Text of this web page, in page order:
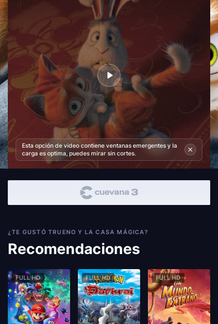
Esta opción de video contiene ventanas emergentes y la
carga es optima, puedes mirar sin cortes.
¿TE GUSTÓ TRUENO Y LA CASA MÁGICA?
Recomendaciones
FULL HD FULL HD FULL HD